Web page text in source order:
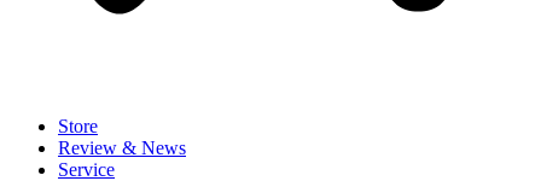
Store
Review & News
Service